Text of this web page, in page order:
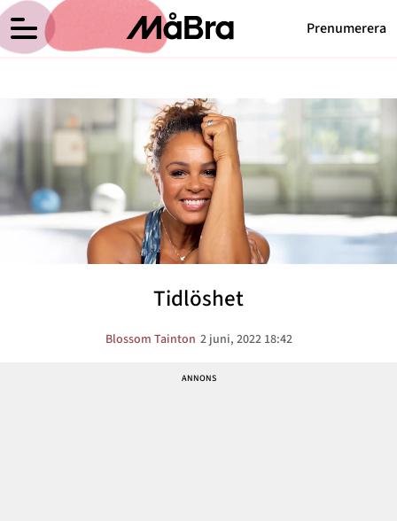
Prenumerera
Träning
Psykologi
Vikt
Blossom Taintons blogg Meny
Hem
Om Blossom
Arkiv
Kontakt
Tidlöshet
Blossom Tainton 2 juni, 2022 18:42